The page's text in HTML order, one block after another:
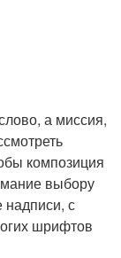
а миссия,
композиция
выбору
с
шрифтов